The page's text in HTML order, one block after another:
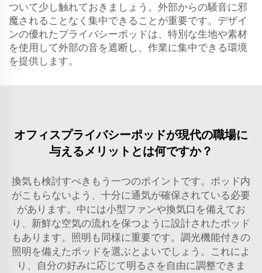
ついて少し触れておきましょう。外部からの騒音に邪
魔されることなく集中できることが重要です。デザイ
ンの優れたプライバシーポッドは、特別な生地や素材
を使用して外部の音を遮断し、作業に集中できる環境
を提供します。
オフィスプライバシーポッドが現代の職場に
与えるメリットとは何ですか？
換気も検討すべきもう一つのポイントです。ポッド内
がこもらないよう、十分に通気が確保されている必要
があります。中には小型ファンや換気口を備えてお
り、新鮮な空気の流れを保つように設計されたポッド
もあります。照明も同様に重要です。調光機能付きの
照明を備えたポッドを選ぶとよいでしょう。これによ
り、自分の好みに応じて明るさを自由に調整できま